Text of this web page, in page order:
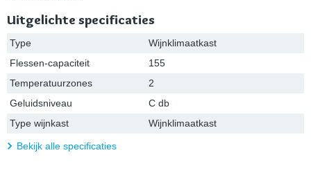
Uitgelichte specificaties
Type
Wijnklimaatkast
Flessen-capaciteit
155
Temperatuurzones
2
Geluidsniveau
C db
Type wijnkast
Wijnklimaatkast
Bekijk alle specificaties